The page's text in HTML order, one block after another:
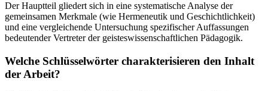
Der Hauptteil gliedert sich in eine systematische Analyse der
gemeinsamen Merkmale (wie Hermeneutik und Geschichtlichkeit)
und eine vergleichende Untersuchung spezifischer Auffassungen
bedeutender Vertreter der geisteswissenschaftlichen Pädagogik.
Welche Schlüsselwörter charakterisieren den Inhalt
der Arbeit?